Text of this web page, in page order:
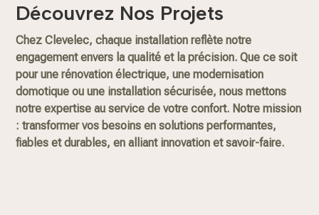
Découvrez Nos Projets
Chez Clevelec, chaque installation reflète notre
engagement envers la qualité et la précision. Que ce soit
pour une rénovation électrique, une modernisation
domotique ou une installation sécurisée, nous mettons
notre expertise au service de votre confort. Notre mission
: transformer vos besoins en solutions performantes,
fiables et durables, en alliant innovation et savoir-faire.